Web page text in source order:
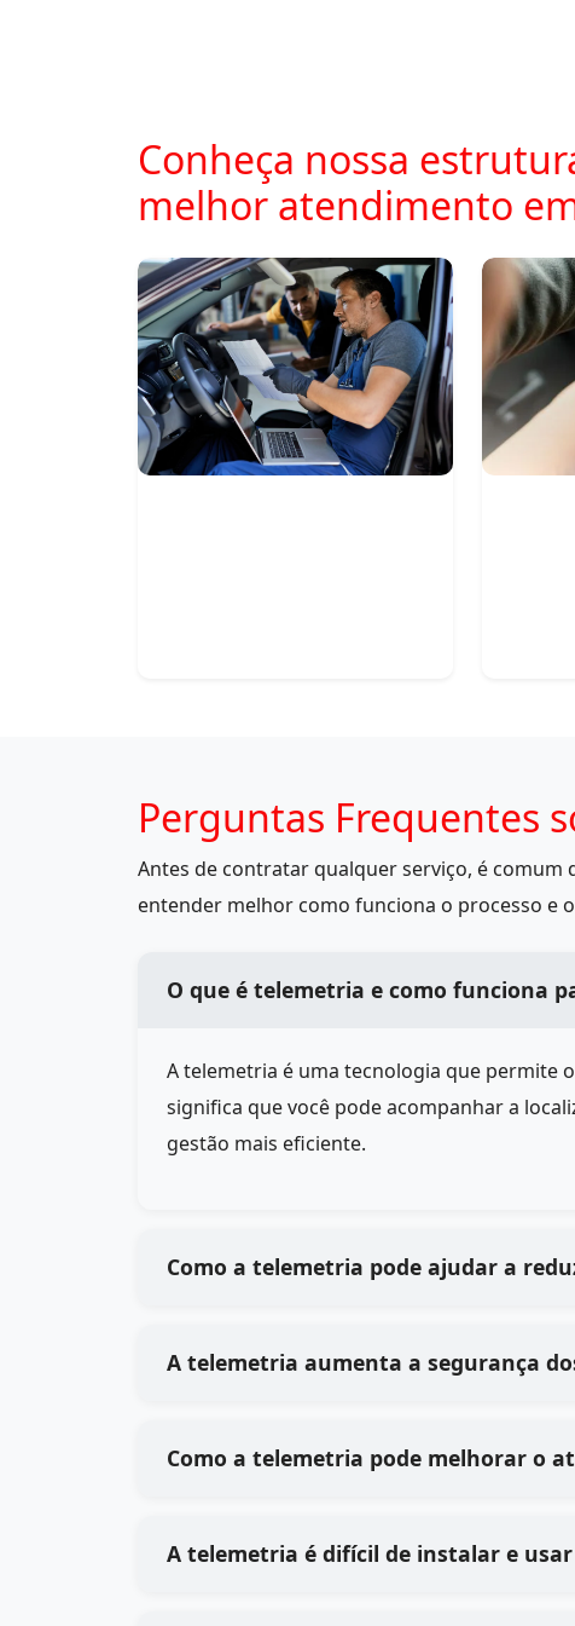
Conheça nossa
melhor atendimento
Perguntas Frequentes
Antes de contratar qualquer serviço, é comum
entender melhor como funciona o processo e
O que é telemetria e como funciona
A telemetria é uma tecnologia que permite
significa que você pode acompanhar a
gestão mais eficiente.
Como a telemetria pode ajudar a
A telemetria aumenta a segurança
Como a telemetria pode melhorar o
A telemetria é difícil de instalar e